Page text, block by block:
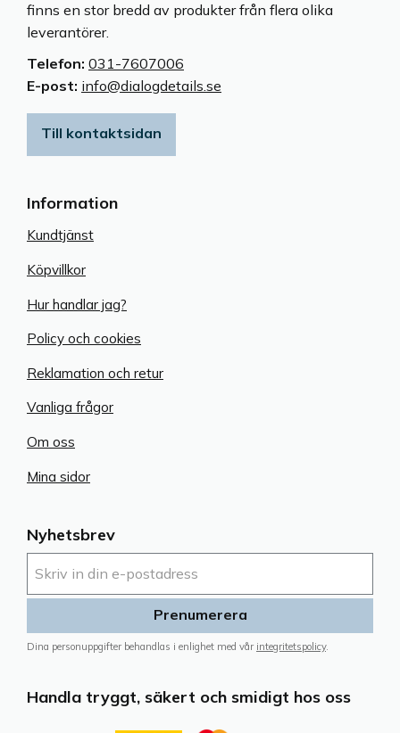
Nyhetsbrev
Prenumerera
Dina personuppgifter behandlas i enlighet med vår integritetspolicy.
Handla tryggt, säkert och smidigt hos oss
Information
Kundtjänst
Köpvillkor
Hur handlar jag?
Policy och cookies
Reklamation och retur
Vanliga frågor
Om oss
Mina sidor
finns en stor bredd av produkter från flera olika
leverantörer.
Telefon: 031-7607006
E-post: info@dialogdetails.se
Till kontaktsidan